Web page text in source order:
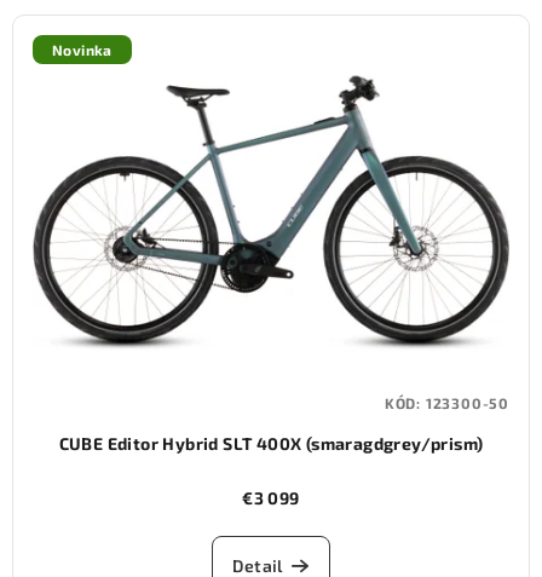
Novinka
CUBE Editor Hybrid SLT 400X (smaragdgrey/prism)
€3 099
Detail
KÓD: 123300-50